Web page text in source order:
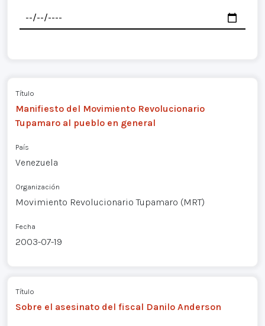
Título
Manifiesto del Movimiento Revolucionario
Tupamaro al pueblo en general
País
Venezuela
Organización
Movimiento Revolucionario Tupamaro (MRT)
Fecha
2003-07-19
Título
Sobre el asesinato del fiscal Danilo Anderson